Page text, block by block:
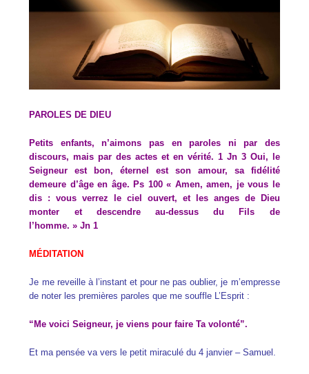
PAROLES DE DIEU
Petits enfants, n’aimons pas en paroles ni par des
discours, mais par des actes et en vérité. 1 Jn 3 Oui, le
Seigneur est bon, éternel est son amour, sa fidélité
demeure d’âge en âge. Ps 100 « Amen, amen, je vous le
dis : vous verrez le ciel ouvert, et les anges de Dieu
monter et descendre au-dessus du Fils de
l’homme. » Jn 1
MÉDITATION
Je me reveille à l’instant et pour ne pas oublier, je m’empresse
de noter les premières paroles que me souffle L’Esprit :
“Me voici Seigneur, je viens pour faire Ta volonté”.
Et ma pensée va vers le petit miraculé du 4 janvier – Samuel.